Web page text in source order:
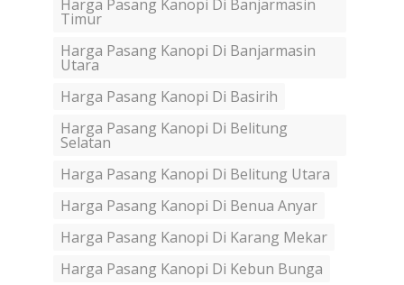
Harga Pasang Kanopi Di Banjarmasin
Timur
Harga Pasang Kanopi Di Banjarmasin
Utara
Harga Pasang Kanopi Di Basirih
Harga Pasang Kanopi Di Belitung
Selatan
Harga Pasang Kanopi Di Belitung Utara
Harga Pasang Kanopi Di Benua Anyar
Harga Pasang Kanopi Di Karang Mekar
Harga Pasang Kanopi Di Kebun Bunga